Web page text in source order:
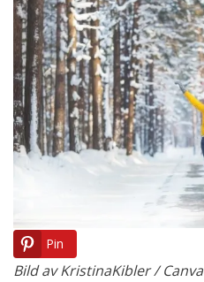
Pin
Bild av KristinaKibler / Canva